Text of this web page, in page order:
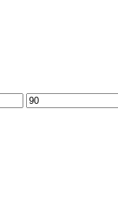
Maks
kaina